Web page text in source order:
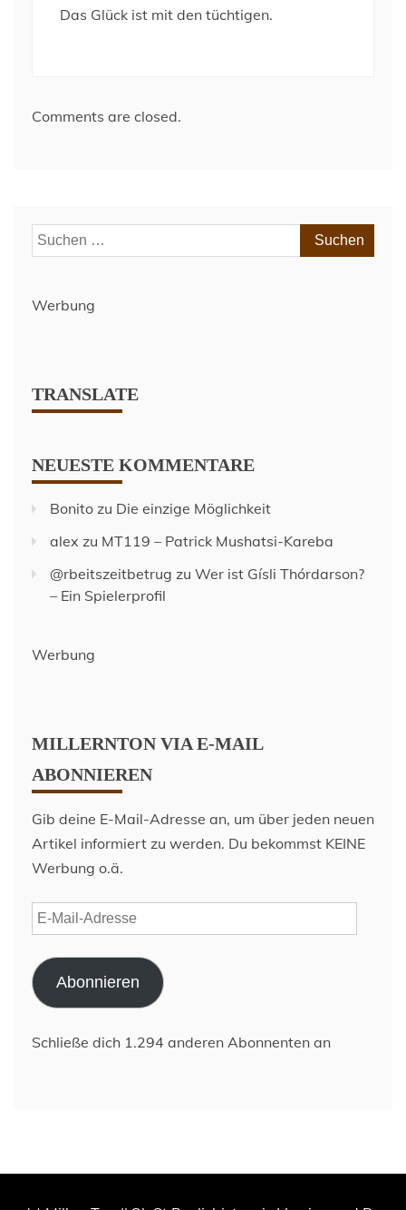
Das Glück ist mit den tüchtigen.
Comments are closed.
Suchen
nach:
Werbung
TRANSLATE
NEUESTE KOMMENTARE
Bonito zu Die einzige Möglichkeit
alex zu MT119 – Patrick Mushatsi-Kareba
@rbeitszeitbetrug zu Wer ist Gísli Thórdarson?
– Ein Spielerprofil
Werbung
MILLERNTON VIA E-MAIL
ABONNIEREN
Gib deine E-Mail-Adresse an, um über jeden neuen
Artikel informiert zu werden. Du bekommst KEINE
Werbung o.ä.
E-
Mail-
Adresse
Abonnieren
Schließe dich 1.294 anderen Abonnenten an